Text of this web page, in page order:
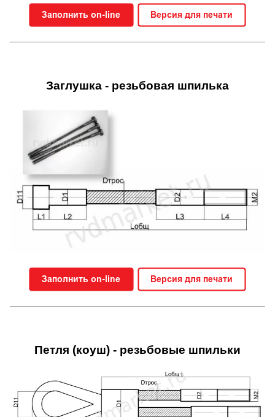
Заглушка - резьбовая шпилька
Петля (коуш) - резьбовые шпильки